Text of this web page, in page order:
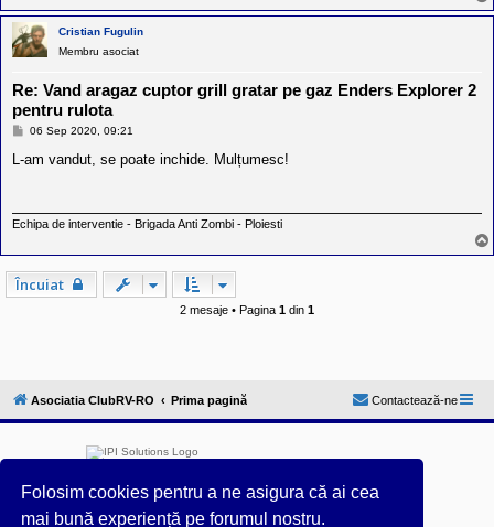
Folosim cookies pentru a ne asigura că ai cea
mai bună experiență pe forumul nostru.
Cristian Fugulin
Membru asociat
Re: Vand aragaz cuptor grill gratar pe gaz Enders Explorer 2
pentru rulota
M
s
06 Sep 2020, 09:21
L-am vandut, se poate inchide. Mulțumesc!
Echipa de interventie - Brigada Anti Zombi - Ploiesti
Încuiat
2 mesaje • Pagina 1 din 1
Asociatia ClubRV-RO Prima pagină Contactează-ne